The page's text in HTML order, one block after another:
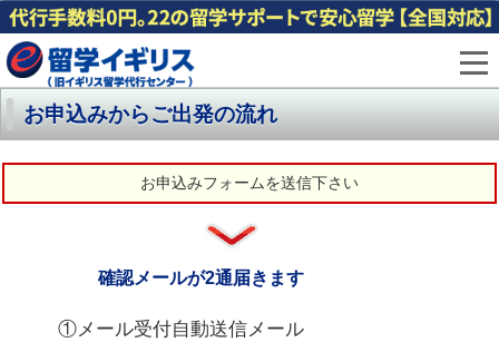
お申込みからご出発の流れ
お申込みフォームを送信下さい
確認メールが2通届きます
①メール受付自動送信メール